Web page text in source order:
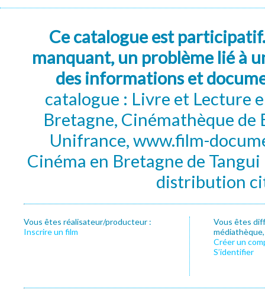
Ce catalogue est
manquant, un problème lié à
des informations et
catalogue : Livre et Lecture
Bretagne, Cinémathèque de
Unifrance, www.film-
Cinéma en Bretagne de
distribution
Vous êtes réalisateur/producteur :
Inscrire un film
Vous êtes
Créer un
S’identifier